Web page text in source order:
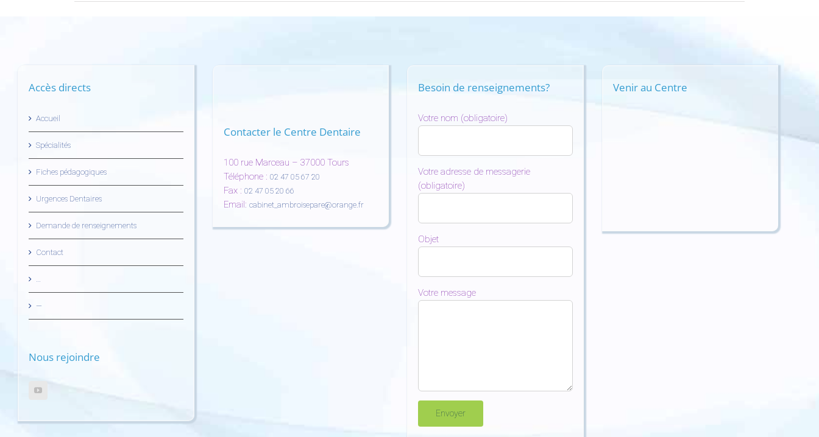
Accès directs
Accueil
Spécialités
Fiches pédagogiques
Urgences Dentaires
Demande de renseignements
Contact
…
—
Nous rejoindre
Contacter le Centre Dentaire
100 rue Marceau – 37000 Tours
Téléphone : 02 47 05 67 20
Fax : 02 47 05 20 66
Email: cabinet_ambroisepare@orange.fr
Besoin de renseignements?
Votre nom (obligatoire)
Votre adresse de messagerie
(obligatoire)
Objet
Votre message
Venir au Centre